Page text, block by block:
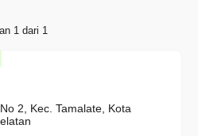
1 dari 1
2, Kec. Tamalate, Kota